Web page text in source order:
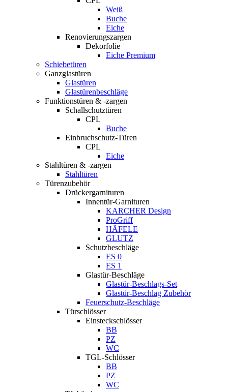
Weiß
Buche
Eiche
Renovierungszargen
Dekorfolie
Eiche Premium
Schiebetüren
Ganzglastüren
Glastüren
Glastürenbeschläge
Funktionstüren & -zargen
Schallschutztüren
CPL
Buche
Einbruchschutz-Türen
CPL
Eiche
Stahltüren & -zargen
Stahltüren
Türenzubehör
Drückergarnituren
Innentür-Garnituren
KARCHER Design
ProGriff
HÄFELE
GLUTZ
Schutzbeschläge
ES 0
ES 1
Glastür-Beschläge
Glastür-Beschlags-Set
Glastür-Beschlag Zubehör
Feuerschutz-Beschläge
Türschlösser
Einsteckschlösser
BB
PZ
WC
TGL-Schlösser
BB
PZ
WC